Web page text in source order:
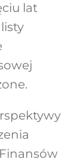
lat